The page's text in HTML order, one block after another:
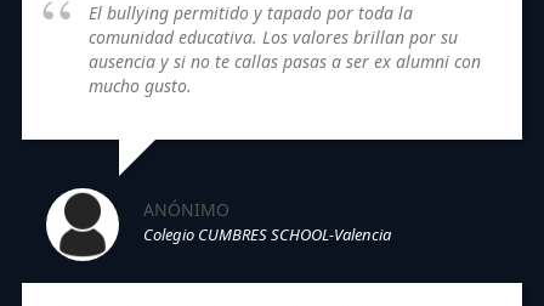
El bullying permitido y tapado por toda la
comunidad educativa. Los valores brillan por su
ausencia y si no te callas pasas a ser ex alumni con
mucho gusto.
ANÓNIMO
Colegio CUMBRES SCHOOL-Valencia